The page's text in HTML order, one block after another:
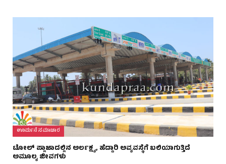
ಊರ್ಮನೆ ಸಮಾಚಾರ
ಟೋಲ್ ಪ್ಲಾಜಾದಲ್ಲಿನ ಅರ್ಲಕ್ಷ್ಯ, ಹೆದ್ದಾರಿ ಅವ್ಯವಸ್ಥೆಗೆ ಬಲಿಯಾಗುತ್ತಿದೆ
ಅಮೂಲ್ಯ ಜೀವಗಳು